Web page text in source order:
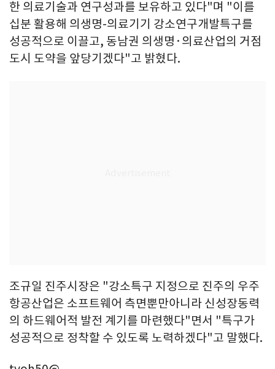
한 의료기술과 연구성과를 보유하고 있다"며 "이를
십분 활용해 의생명-의료기기 강소연구개발특구를
성공적으로 이끌고, 동남권 의생명·의료산업의 거점
도시 도약을 앞당기겠다"고 밝혔다.
조규일 진주시장은 "강소특구 지정으로 진주의 우주
항공산업은 소프트웨어 측면뿐만아니라 신성장동력
의 하드웨어적 발전 계기를 마련했다"면서 "특구가
성공적으로 정착할 수 있도록 노력하겠다"고 말했다.